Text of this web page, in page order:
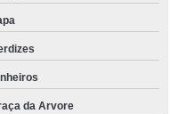
da Arvore